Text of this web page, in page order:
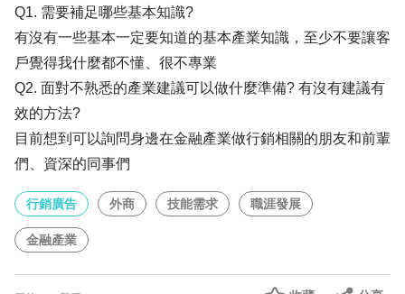
Q1. 需要補足哪些基本知識?
有沒有一些基本一定要知道的基本產業知識，至少不要讓客
戶覺得我什麼都不懂、很不專業
Q2. 面對不熟悉的產業建議可以做什麼準備? 有沒有建議有
效的方法?
目前想到可以詢問身邊在金融產業做行銷相關的朋友和前輩
們、資深的同事們
行銷廣告 外商 技能需求 職涯發展
金融產業